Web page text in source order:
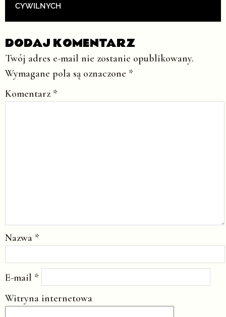
CYWILNYCH
DODAJ KOMENTARZ
Twój adres e-mail nie zostanie opublikowany.
Wymagane pola są oznaczone *
Komentarz *
Nazwa *
E-mail *
Witryna internetowa